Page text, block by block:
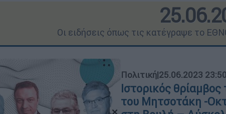
Οι ειδήσεις όπως τις κατέγραψε το
Πολιτική|25.06.2023 23:50
Ιστορικός
του Μητσοτάκη -